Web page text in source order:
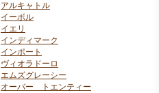
アルキャトル
イーボル
イエリ
インディマーク
インポート
ヴィオラドーロ
エムズグレーシー
オーバー トエンティー